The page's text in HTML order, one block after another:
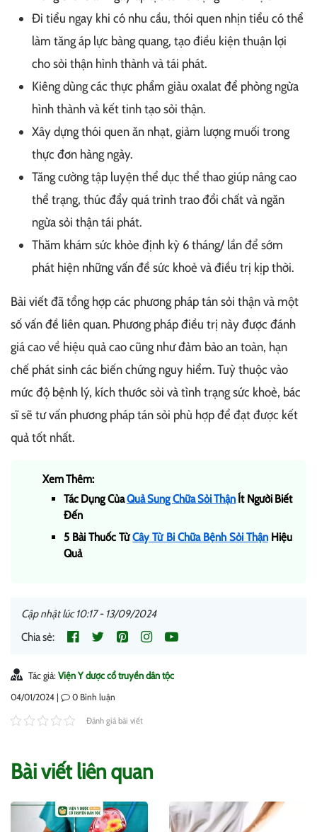
Đi tiểu ngay khi có nhu cầu, thói quen nhịn tiểu có thể
làm tăng áp lực bàng quang, tạo điều kiện thuận lợi
cho sỏi thận hình thành và tái phát.
Kiêng dùng các thực phẩm giàu oxalat để phòng ngừa
hình thành và kết tinh tạo sỏi thận.
Xây dựng thói quen ăn nhạt, giảm lượng muối trong
thực đơn hàng ngày.
Tăng cường tập luyện thể dục thể thao giúp nâng cao
thể trạng, thúc đẩy quá trình trao đổi chất và ngăn
ngừa sỏi thận tái phát.
Thăm khám sức khỏe định kỳ 6 tháng/ lần để sớm
phát hiện những vấn đề sức khoẻ và điều trị kịp thời.
Bài viết đã tổng hợp các phương pháp tán sỏi thận và một
số vấn đề liên quan. Phương pháp điều trị này được đánh
giá cao về hiệu quả cao cũng như đảm bảo an toàn, hạn
chế phát sinh các biến chứng nguy hiểm. Tuỳ thuộc vào
mức độ bệnh lý, kích thước sỏi và tình trạng sức khoẻ, bác
sĩ sẽ tư vấn phương pháp tán sỏi phù hợp để đạt được kết
quả tốt nhất.
Xem Thêm:
Tác Dụng CủaQuả Sung Chữa Sỏi ThậnÍt Người Biết
Đến
5 Bài Thuốc TừCây Từ Bi Chữa Bệnh Sỏi ThậnHiệu
Quả
Cập nhật lúc 10:17 - 13/09/2024
Chia sẻ:
Tác giả: Viện Y dược cổ truyền dân tộc
04/01/2024 | 0 Bình luận
Đánh giá bài viết
Bài viết liên quan